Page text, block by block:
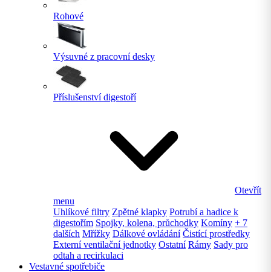
Rohové
Výsuvné z pracovní desky
Příslušenství digestoří
Otevřít
menu
Uhlíkové filtry Zpětné klapky Potrubí a hadice k
digestořím Spojky, kolena, průchodky Komíny + 7
dalších Mřížky Dálkové ovládání Čistící prostředky
Externí ventilační jednotky Ostatní Rámy Sady pro
odtah a recirkulaci
Vestavné spotřebiče